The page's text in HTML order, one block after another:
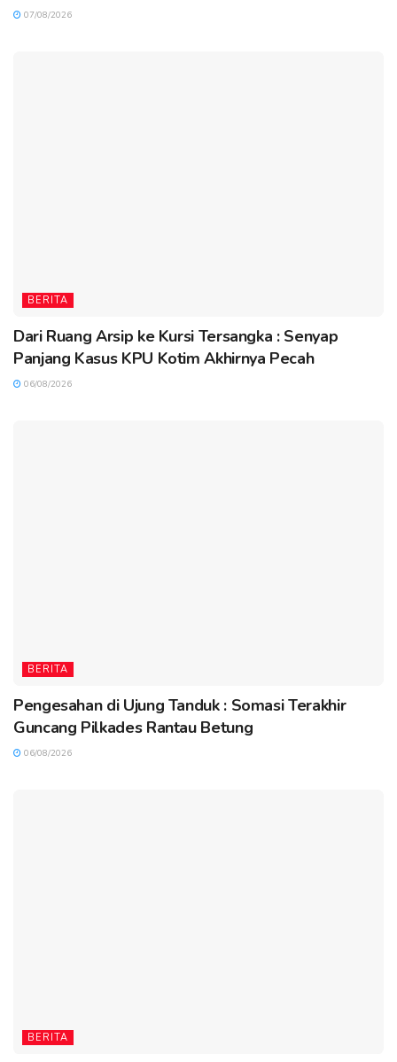
07/08/2026
BERITA
Dari Ruang Arsip ke Kursi Tersangka : Senyap
Panjang Kasus KPU Kotim Akhirnya Pecah
06/08/2026
BERITA
Pengesahan di Ujung Tanduk : Somasi Terakhir
Guncang Pilkades Rantau Betung
06/08/2026
BERITA